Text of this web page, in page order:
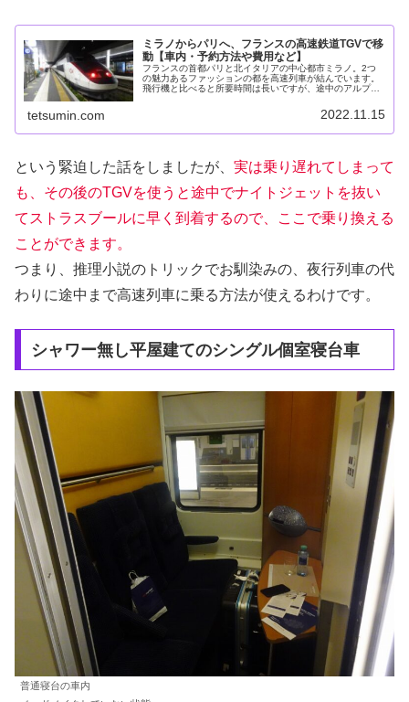
ミラノからパリへ、フランスの高速鉄道TGVで移
動【車内・予約方法や費用など】
フランスの首都パリと北イタリアの中心都市ミラノ。2つ
の魅力あるファッションの都を高速列車が結んでいます。
飛行機と比べると所要時間は長いですが、途中のアルプス
tetsumin.com 2022.11.15
という緊迫した話をしましたが、 実は乗り遅れてしまって
も、その後のTGVを使うと途中でナイトジェットを抜い
てストラスブールに早く到着するので、ここで乗り換える
ことができます。
つまり、推理小説のトリックでお馴染みの、夜行列車の代
わりに途中まで高速列車に乗る方法が使えるわけです。
シャワー無し平屋建てのシングル個室寝台車
普通寝台の車内